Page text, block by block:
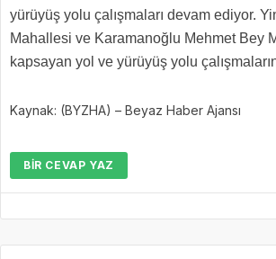
yürüyüş yolu çalışmaları devam ediyor.
Mahallesi ve Karamanoğlu Mehmet Bey
kapsayan yol ve yürüyüş yolu
Kaynak: (BYZHA) – Beyaz Haber Ajansı
BIR CEVAP YAZ